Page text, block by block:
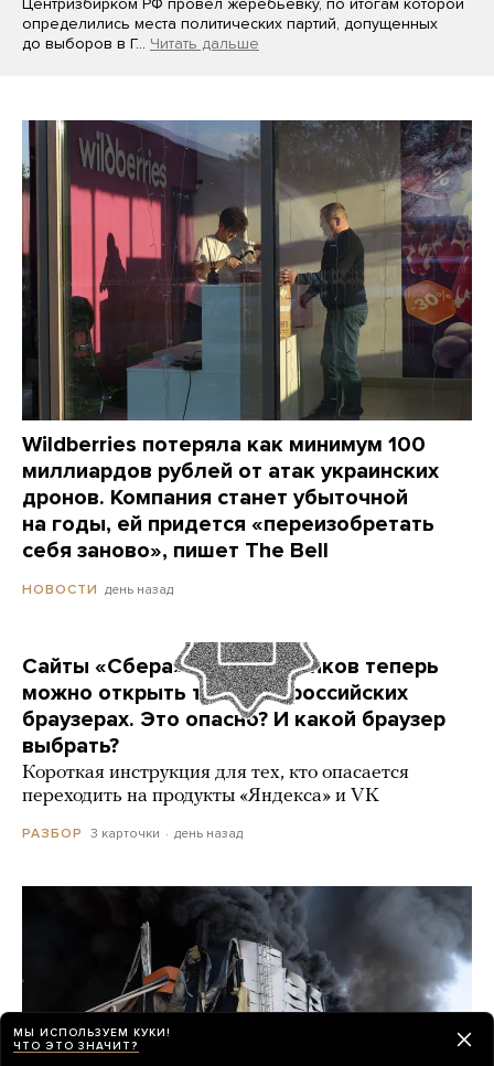
Центризбирком РФ провел жеребьевку, по итогам которой
определились места политических партий, допущенных
до выборов в Г… Читать дальше
Wildberries потеряла как минимум 100
миллиардов рублей от атак украинских
дронов. Компания станет убыточной
на годы, ей придется «переизобретать
себя заново», пишет The Bell
НОВОСТИ день назад
Сайты «Сбера» и других банков теперь
можно открыть только в российских
браузерах. Это опасно? И какой браузер
выбрать?
Короткая инструкция для тех, кто опасается
переходить на продукты «Яндекса» и VK
РАЗБОР 3 карточки день назад
МЫ ИСПОЛЬЗУЕМ КУКИ!
ЧТО ЭТО ЗНАЧИТ?